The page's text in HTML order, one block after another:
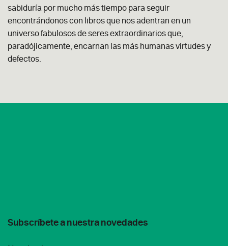
sabiduría por mucho más tiempo para seguir
encontrándonos con libros que nos adentran en un
universo fabulosos de seres extraordinarios que,
paradójicamente, encarnan las más humanas virtudes y
defectos.
Subscríbete a nuestra novedades